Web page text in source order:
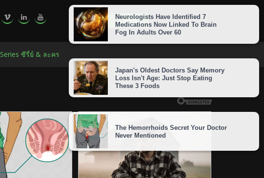
LOGIN SIGNUP
Series ซีรี่ย์ & ละคร